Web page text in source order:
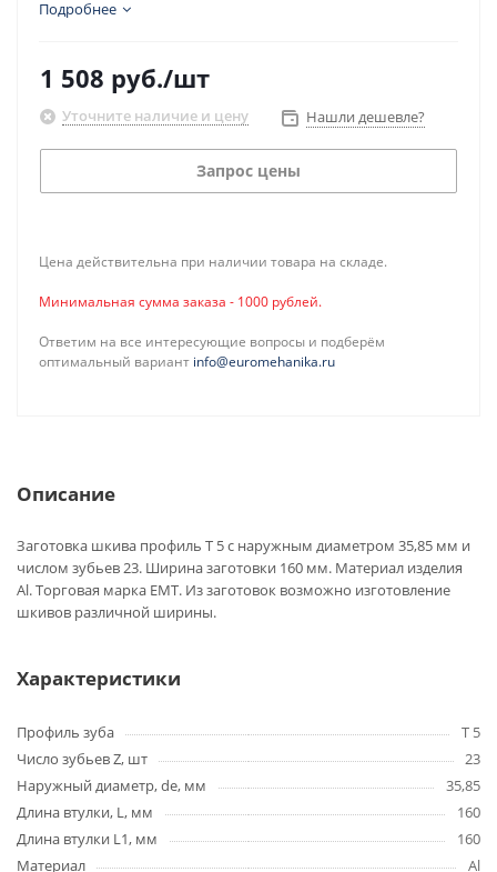
Подробнее
1 508 руб./шт
Уточните наличие и цену Нашли дешевле?
Запрос цены
Цена действительна при наличии товара на складе.
Минимальная сумма заказа - 1000 рублей.
Ответим на все интересующие вопросы и подберём
оптимальный вариант info@euromehanika.ru
Описание
Заготовка шкива профиль T 5 с наружным диаметром 35,85 мм и
числом зубьев 23. Ширина заготовки 160 мм. Материал изделия
Al. Торговая марка EMT. Из заготовок возможно изготовление
шкивов различной ширины.
Характеристики
Профиль зуба
T 5
Число зубьев Z, шт
23
Наружный диаметр, de, мм
35,85
Длина втулки, L, мм
160
Длина втулки L1, мм
160
Материал
Al